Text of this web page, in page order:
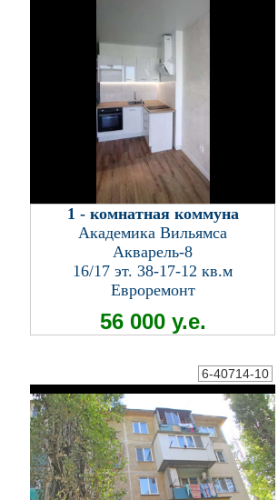
1 - комнатная коммуна
Академика Вильямса
Акварель-8
16/17 эт. 38-17-12 кв.м
Евроремонт
56 000 у.е.
6-40714-10